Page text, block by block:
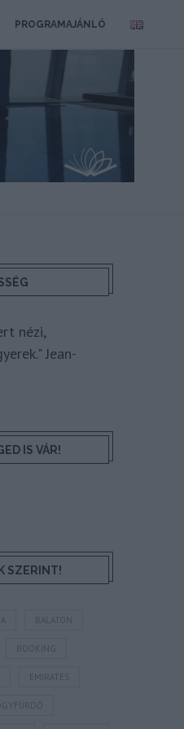
PROGRAMAJÁNLÓ
nézi,
Jean-
IS VÁR!
SZERINT!
BALATON
BOOKING
EMIRATES